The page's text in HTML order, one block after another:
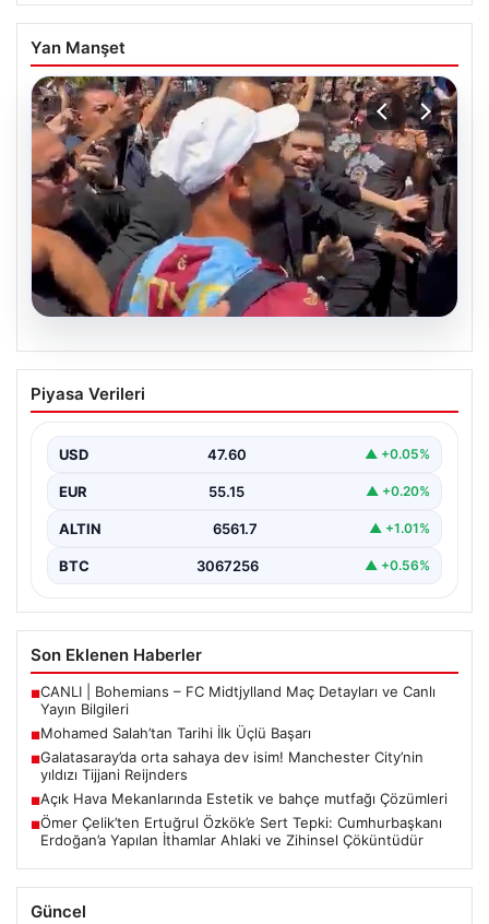
Yan Manşet
Mohamed Salah’tan Tarihi İlk Üçlü
Başarı
önemli bir dönüm noktasına imza attı. Takımının
hücum…
Piyasa Verileri
USD 47.60 ▲ +0.05%
EUR 55.15 ▲ +0.20%
ALTIN 6561.7 ▲ +1.01%
BTC 3067256 ▲ +0.56%
Son Eklenen Haberler
■CANLI | Bohemians – FC Midtjylland Maç Detayları ve Canlı
Yayın Bilgileri
■Mohamed Salah’tan Tarihi İlk Üçlü Başarı
■Galatasaray’da orta sahaya dev isim! Manchester City’nin
yıldızı Tijjani Reijnders
■Açık Hava Mekanlarında Estetik ve bahçe mutfağı Çözümleri
■Ömer Çelik’ten Ertuğrul Özkök’e Sert Tepki: Cumhurbaşkanı
Erdoğan’a Yapılan İthamlar Ahlaki ve Zihinsel Çöküntüdür
Güncel